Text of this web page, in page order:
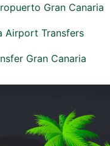
Gran Canaria
Airport Transfers
Gran Canaria